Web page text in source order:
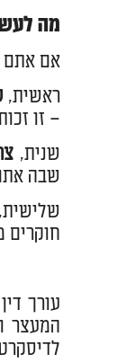
מה
אם אתם
ראשית,
– זו
שנית,
שבה
חוקרים
המעצר